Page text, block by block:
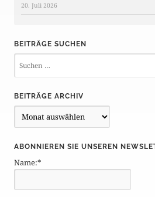
20. Juli 2026
BEITRÄGE SUCHEN
BEITRÄGE ARCHIV
e
t
r
g
ABONNIEREN SIE UNSEREN
Name:*